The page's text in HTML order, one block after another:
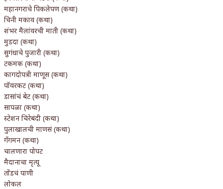
महानगराचे पिकलेपण (कथा)
चिनी मकाव (कथा)
शंभर मैलांवरची माती (कथा)
मुडदा (कथा)
सुगंधाचे पुजारी (कथा)
टकमक (कथा)
कागदोपत्री माणूस (कथा)
पॉवरकट (कथा)
डासांचं बेट (कथा)
सापळा (कथा)
स्टेशन चिरेबंदी (कथा)
पुलाखालची माणसं (कथा)
गँगमन (कथा)
चालणारा पोपट
मैदानाचा मृत्यू
तोंडचं पाणी
लोकल